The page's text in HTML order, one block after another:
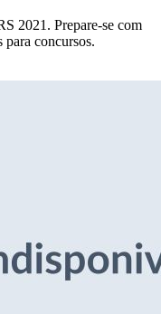
2021. Prepare-se com
para concursos.